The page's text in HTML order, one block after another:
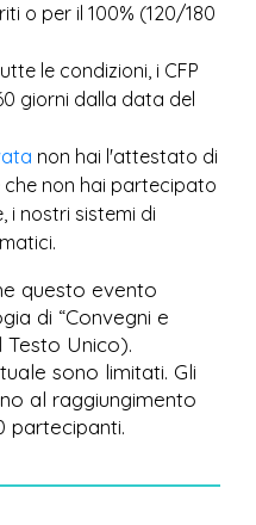
o per il 100% (120/180
le condizioni, i CFP
giorni dalla data del
non hai l'attestato di
non hai partecipato
i nostri sistemi di
questo evento
di “Convegni e
Testo Unico).
sono limitati. Gli
al raggiungimento
partecipanti.